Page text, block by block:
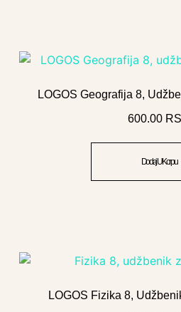
LOGOS Geografija 8,
600.00
Dodaj U Korpu
LOGOS Fizika 8,